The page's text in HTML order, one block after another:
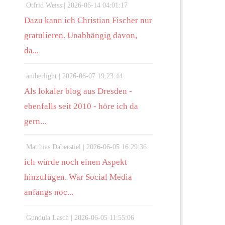
Otfrid Weiss | 2026-06-14 04:01:17
Dazu kann ich Christian Fischer nur
gratulieren. Unabhängig davon,
da...
amberlight | 2026-06-07 19:23:44
Als lokaler blog aus Dresden -
ebenfalls seit 2010 - höre ich da
gern...
Matthias Daberstiel | 2026-06-05 16:29:36
ich würde noch einen Aspekt
hinzufügen. War Social Media
anfangs noc...
Gundula Lasch | 2026-06-05 11:55:06